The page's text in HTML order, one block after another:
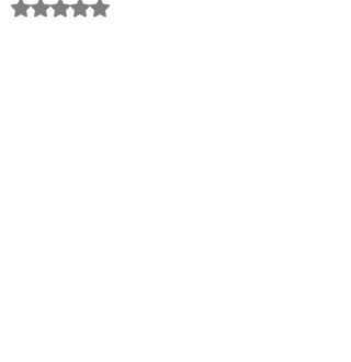
Noté NaN étoiles sur 5.